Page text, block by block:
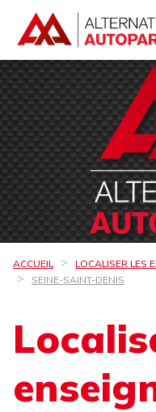
ACCUEIL LOCALISER LES
SEINE-SAINT-DENIS